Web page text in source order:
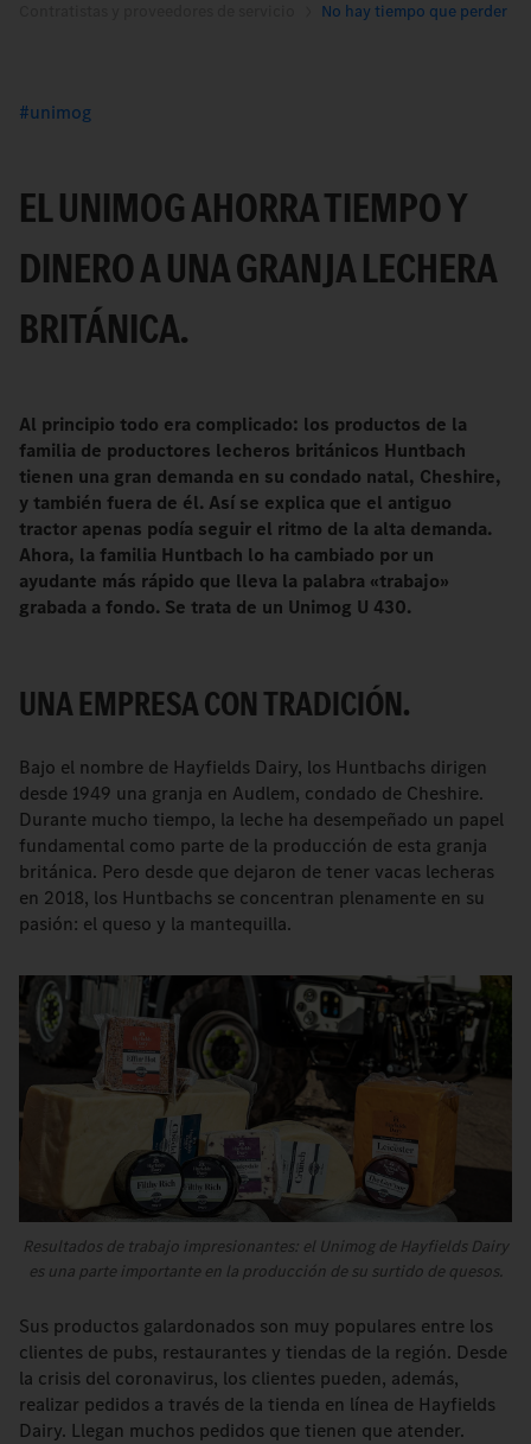
No hay tiempo que perder
unimog
EL UNIMOG AHORRA TIEMPO Y
DINERO A UNA GRANJA LECHERA
BRITÁNICA.
Al principio todo era complicado: los productos de la
familia de productores lecheros británicos Huntbach
tienen una gran demanda en su condado natal, Cheshire,
y también fuera de él. Así se explica que el antiguo
tractor apenas podía seguir el ritmo de la alta demanda.
Ahora, la familia Huntbach lo ha cambiado por un
ayudante más rápido que lleva la palabra «trabajo»
grabada a fondo. Se trata de un Unimog U 430.
UNA EMPRESA CON TRADICIÓN.
Bajo el nombre de Hayfields Dairy, los Huntbachs dirigen
desde 1949 una granja en Audlem, condado de Cheshire.
Durante mucho tiempo, la leche ha desempeñado un papel
fundamental como parte de la producción de esta granja
británica. Pero desde que dejaron de tener vacas lecheras
en 2018, los Huntbachs se concentran plenamente en su
pasión: el queso y la mantequilla.
Resultados de trabajo impresionantes: el Unimog de Hayfields Dairy
es una parte importante en la producción de su surtido de quesos.
Sus productos galardonados son muy populares entre los
clientes de pubs, restaurantes y tiendas de la región. Desde
la crisis del coronavirus, los clientes pueden, además,
realizar pedidos a través de la tienda en línea de Hayfields
Dairy. Llegan muchos pedidos que tienen que atender.